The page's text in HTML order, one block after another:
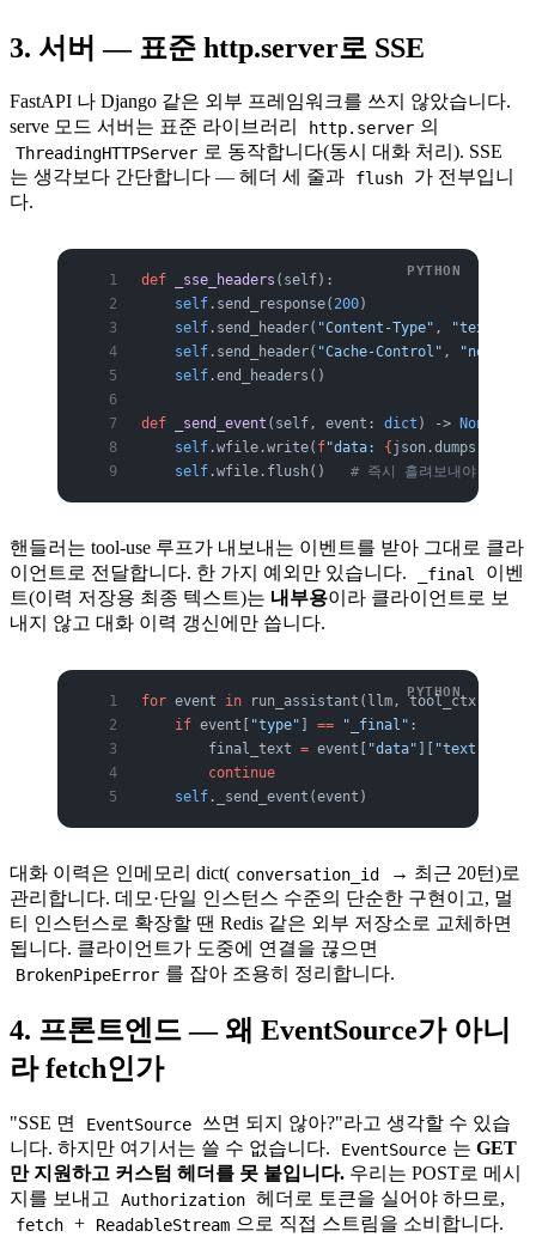
3. 서버 — 표준 http.server로 SSE
FastAPI 나 Django 같은 외부 프레임워크를 쓰지 않았습니다.
serve 모드 서버는 표준 라이브러리
http.server 의
ThreadingHTTPServer 로 동작합니다(동시 대화 처리). SSE
는 생각보다 간단합니다 — 헤더 세 줄과
flush
가 전부입니
다.
def _sse_headers (self):
    self
.send_response( 200)
    self
.send_header( "Content-Type" ,
"text/
    self
.send_header( "Cache-Control" ,
"no-
    self
.end_headers()
def _send_event (self, event: dict ) -> None
    self
.wfile.write( f"data: {
    self
.wfile.flush() # 즉시 흘려보내야 점진
핸들러는 tool-use 루프가 내보내는 이벤트를 받아 그대로 클라
이언트로 전달합니다. 한 가지 예외만 있습니다.
_final
이벤
트(이력 저장용 최종 텍스트)는 내부용이라 클라이언트로 보
내지 않고 대화 이력 갱신에만 씁니다.
for event in run_assistant(llm, tool_ctx,
    if
event[ "type" == "_final" :
        final_text
= event[ "data" "text"
        continue
    self
._send_event(event)
대화 이력은 인메모리 dict( conversation_id
→ 최근 20턴)로
관리합니다. 데모·단일 인스턴스 수준의 단순한 구현이고, 멀
티 인스턴스로 확장할 땐 Redis 같은 외부 저장소로 교체하면
됩니다. 클라이언트가 도중에 연결을 끊으면
BrokenPipeError 를 잡아 조용히 정리합니다.
4. 프론트엔드 — 왜 EventSource가 아니
라 fetch인가
"SSE 면 EventSource
쓰면 되지 않아?"라고 생각할 수 있습
니다. 하지만 여기서는 쓸 수 없습니다.
EventSource 는GET
만 지원하고 커스텀 헤더를 못 붙입니다. 우리는 POST로 메시
지를 보내고
Authorization 헤더로 토큰을 실어야 하므로,
fetch + ReadableStream 으로 직접 스트림을 소비합니다.